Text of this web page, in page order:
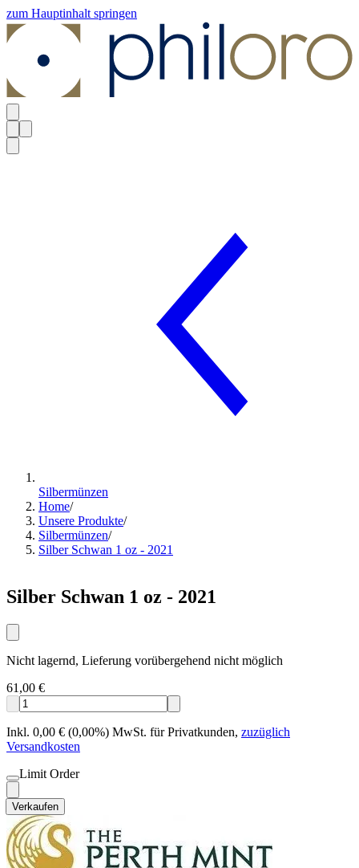
zum Hauptinhalt springen
Silbermünzen
Home/
Unsere Produkte/
Silbermünzen/
Silber Schwan 1 oz - 2021
Silber Schwan 1 oz - 2021
Nicht lagernd, Lieferung vorübergehend nicht möglich
61,00 €
Inkl. 0,00 € (0,00%) MwSt. für Privatkunden, zuzüglich
Versandkosten
Limit Order
Verkaufen